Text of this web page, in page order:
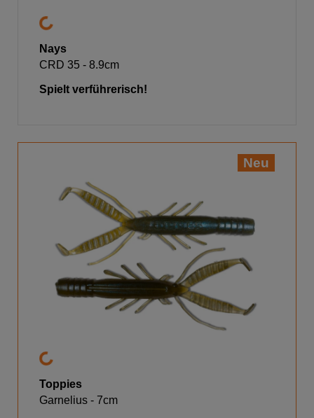
Nays
CRD 35 - 8.9cm
Spielt verführerisch!
Neu
Toppies
Garnelius - 7cm